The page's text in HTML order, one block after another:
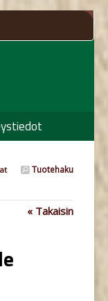
Tuotehaku
« Takaisin